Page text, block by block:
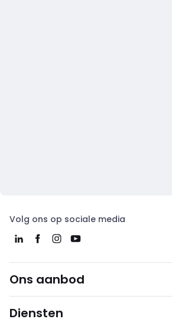
Volg ons op sociale media
Ons aanbod
Diensten